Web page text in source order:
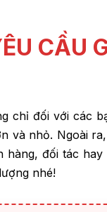
CẦU
chỉ đối với các
và nhỏ. Ngoài
đối tác
nhé!